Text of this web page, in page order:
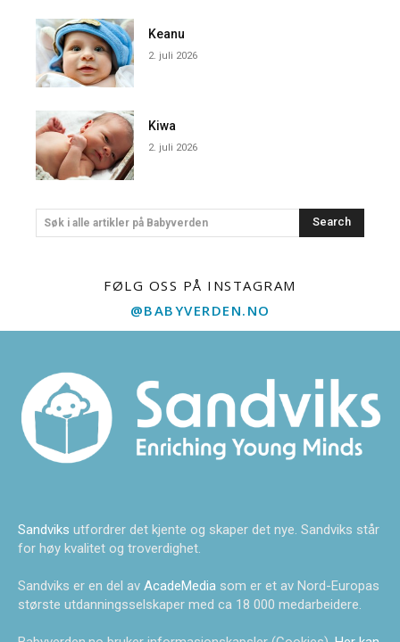
Keanu
2. juli 2026
Kiwa
2. juli 2026
Søk i alle artikler på Babyverden Search
FØLG OSS PÅ INSTAGRAM
@BABYVERDEN.NO
Sandviks utfordrer det kjente og skaper det nye. Sandviks står
for høy kvalitet og troverdighet.
Sandviks er en del av AcadeMedia som er et av Nord-Europas
største utdanningsselskaper med ca 18 000 medarbeidere.